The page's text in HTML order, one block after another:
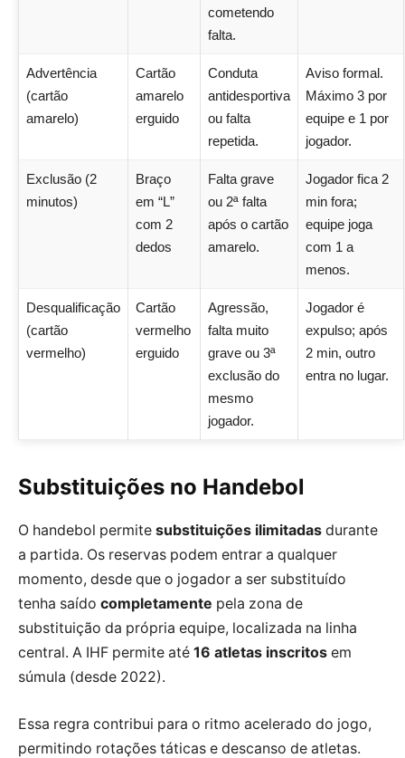
cometendo
falta.
Advertência
(cartão
amarelo)
Cartão
amarelo
erguido
Conduta
antidesportiva
ou falta
repetida.
Aviso formal.
Máximo 3 por
equipe e 1 por
jogador.
Exclusão (2
minutos)
Braço
em “L”
com 2
dedos
Falta grave
ou 2ª falta
após o cartão
amarelo.
Jogador fica 2
min fora;
equipe joga
com 1 a
menos.
Desqualificação
(cartão
vermelho)
Cartão
vermelho
erguido
Agressão,
falta muito
grave ou 3ª
exclusão do
mesmo
jogador.
Jogador é
expulso; após
2 min, outro
entra no lugar.
Substituições no Handebol
O handebol permite substituições ilimitadas durante
a partida. Os reservas podem entrar a qualquer
momento, desde que o jogador a ser substituído
tenha saído completamente pela zona de
substituição da própria equipe, localizada na linha
central. A IHF permite até 16 atletas inscritos em
súmula (desde 2022).
Essa regra contribui para o ritmo acelerado do jogo,
permitindo rotações táticas e descanso de atletas.